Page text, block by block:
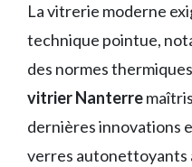
La vitrerie moderne
technique pointue,
des normes
vitrier Nanterre
dernières innovations
verres autonettoyants